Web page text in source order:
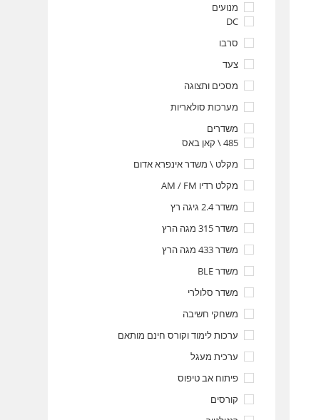
מנועים
DC
סרבו
צעד
מסכים ותצוגה
מערכות סולאריות
משדרים
485 \ קאן באס
מקלט \ משדר אינפרא אדום
מקלט רדיו AM / FM
משדר 2.4 גיגה רץ
משדר 315 מגה הרץ
משדר 433 מגה הרץ
משדר BLE
משדר סלולרי
משחקי חשיבה
ערכות לימוד וקורס חינם מותאם
ערכית מעגל
פיתוח אב טיפוס
קורסים